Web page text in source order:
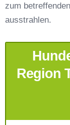
Mit
zum
ausstrahlen.
Region